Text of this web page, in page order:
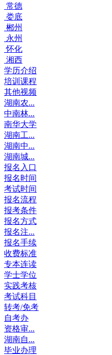
常德
娄底
郴州
永州
怀化
湘西
学历介绍
培训课程
其他视频
湖南农...
中南林...
南华大学
湖南工...
湖南中...
湖南城...
报名入口
报名时间
考试时间
报名流程
报考条件
报名方式
报名注...
报名手续
收费标准
专本连读
学士学位
实践考核
考试科目
转考/免考
自考办
资格审...
湖南自...
毕业办理